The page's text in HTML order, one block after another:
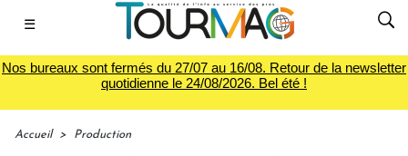
☰
Nos bureaux sont fermés du 27/07 au 16/08. Retour de la newsletter
quotidienne le 24/08/2026. Bel été !
Accueil > Production